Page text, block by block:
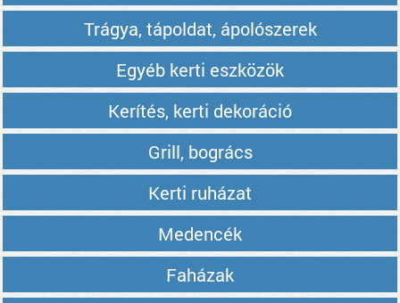
Trágya, tápoldat, ápolószerek
Egyéb kerti eszközök
Kerítés, kerti dekoráció
Grill, bogrács
Kerti ruházat
Medencék
Faházak